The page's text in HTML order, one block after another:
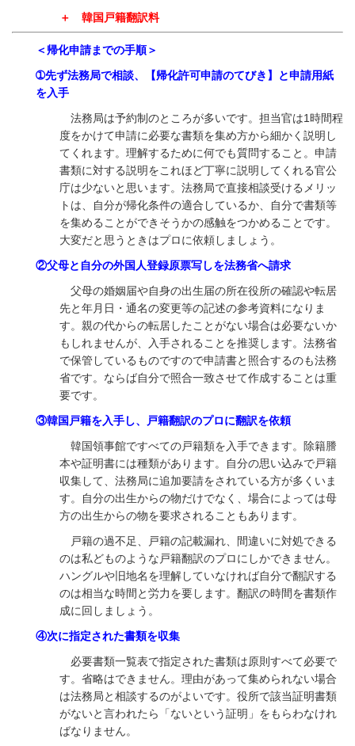
＋ 韓国戸籍翻訳料
＜帰化申請までの手順＞
➀先ず法務局で相談、【帰化許可申請のてびき】と申請用紙
を入手
法務局は予約制のところが多いです。担当官は1時間程
度をかけて申請に必要な書類を集め方から細かく説明し
てくれます。 理解するために何でも質問すること。 申請
書類に対する説明をこれほど丁寧に説明してくれる官公
庁は少ないと思います。法務局で直接相談受けるメリッ
トは、自分が帰化条件の適合しているか、自分で書類等
を集めることができそうかの感触をつかめることです。
大変だと思うときはプロに依頼しましょう。
②父母と自分の外国人登録原票写しを法務省へ請求
父母の婚姻届や自身の出生届の所在役所の確認や転居
先と年月日・通名の変更等の記述の参考資料になりま
す。親の代からの転居したことがない場合は必要ないか
もしれませんが、入手されることを推奨します。法務省
で保管しているものですので申請書と照合するのも法務
省です。ならば自分で照合一致させて作成することは重
要です。
③韓国戸籍を入手し、戸籍翻訳のプロに翻訳を依頼
韓国領事館ですべての戸籍類を入手できます。除籍謄
本や証明書には種類があります。自分の思い込みで戸籍
収集して、法務局に追加要請をされている方が多くいま
す。自分の出生からの物だけでなく、場合によっては母
方の出生からの物を要求されることもあります。
戸籍の過不足、戸籍の記載漏れ、間違いに対処できる
のは私どものような戸籍翻訳のプロにしかできません。
ハングルや旧地名を理解していなければ自分で翻訳する
のは相当な時間と労力を要します。翻訳の時間を書類作
成に回しましょう。
④次に指定された書類を収集
必要書類一覧表で指定された書類は原則すべて必要で
す。省略はできません。理由があって集められない場合
は法務局と相談するのがよいです。役所で該当証明書類
がないと言われたら「ないという証明」をもらわなけれ
ばなりません。